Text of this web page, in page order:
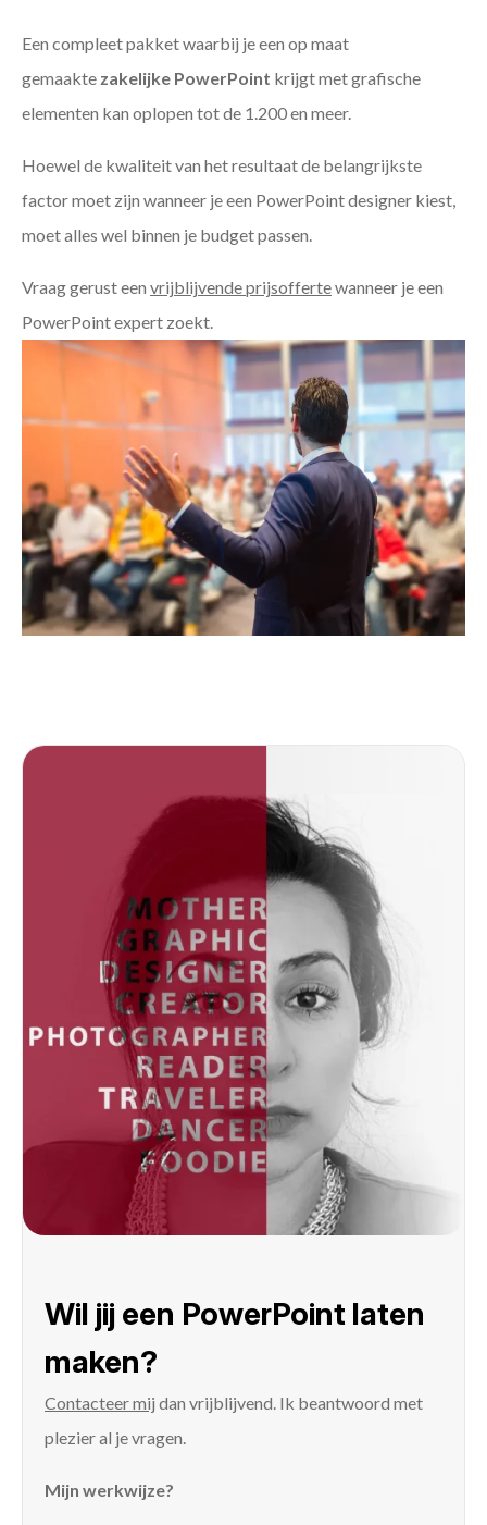
Een compleet pakket waarbij je een op maat
gemaakte zakelijke PowerPoint krijgt met grafische
elementen kan oplopen tot de 1.200 en meer.
Hoewel de kwaliteit van het resultaat de belangrijkste
factor moet zijn wanneer je een PowerPoint designer kiest,
moet alles wel binnen je budget passen.
Vraag gerust een vrijblijvende prijsoffertewanneer je een
PowerPoint expert zoekt.
Wil jij een PowerPoint laten
maken?
Contacteer mij dan vrijblijvend. Ik beantwoord met
plezier al je vragen.
Mijn werkwijze?